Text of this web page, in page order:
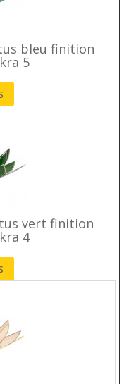
bleu finition
5
vert finition
4